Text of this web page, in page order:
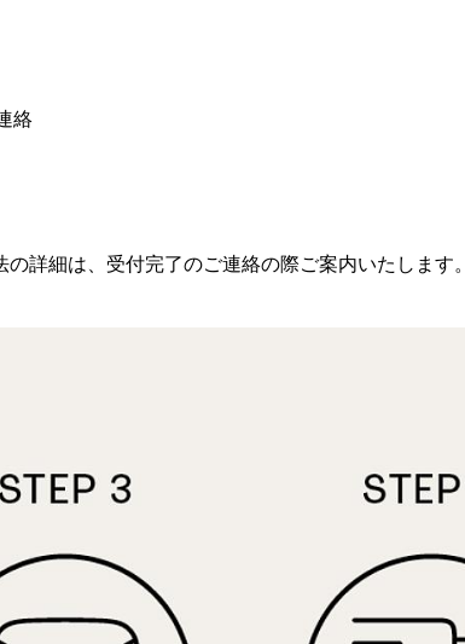
絡
詳細は、受付完了のご連絡の際ご案内いたします。